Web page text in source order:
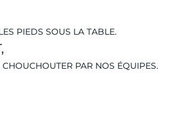
PIEDS SOUS LA TABLE.
CHOUCHOUTER PAR NOS ÉQUIPES.